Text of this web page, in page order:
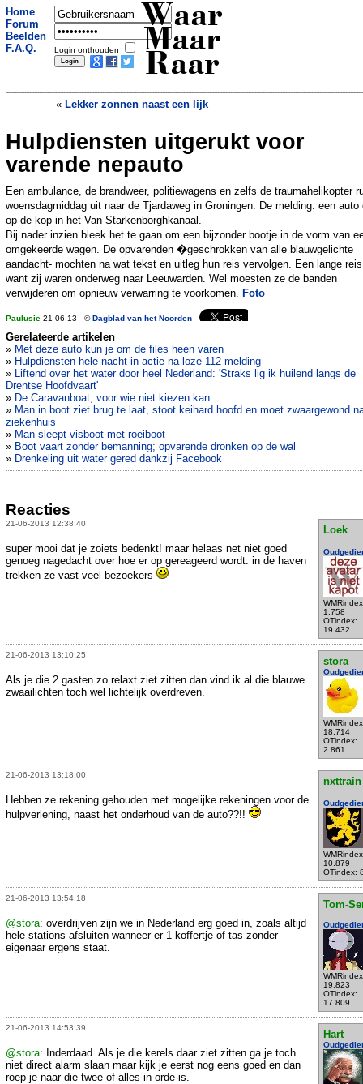
Home
Forum
Beelden
F.A.Q.
Login onthouden
Waar
Maar
Raar
« Lekker zonnen naast een lijk
Kok overleefde 62 uur onder water op
cola en sinas»
Hulpdiensten uitgerukt voor
varende nepauto
Een ambulance, de brandweer, politiewagens en zelfs de traumahelikopter
woensdagmiddag uit naar de Tjardaweg in Groningen. De melding: een auto
op de kop in het Van Starkenborghkanaal.
Bij nader inzien bleek het te gaan om een bijzonder bootje in de vorm van
omgekeerde wagen. De opvarenden �geschrokken van alle blauwgelichte
aandacht- mochten na wat tekst en uitleg hun reis vervolgen. Een lange
want zij waren onderweg naar Leeuwarden. Wel moesten ze de banden
verwijderen om opnieuw verwarring te voorkomen. Foto
Paulusie 21-06-13 - ©Dagblad van het Noorden
Gerelateerde artikelen
» Met deze auto kun je om de files heen varen
» Hulpdiensten hele nacht in actie na loze 112 melding
» Liftend over het water door heel Nederland: 'Straks lig ik huilend langs de
Drentse Hoofdvaart'
» De Caravanboat, voor wie niet kiezen kan
» Man in boot ziet brug te laat, stoot keihard hoofd en moet zwaargewond
ziekenhuis
» Man sleept visboot met roeiboot
» Boot vaart zonder bemanning; opvarende dronken op de wal
» Drenkeling uit water gered dankzij Facebook
Reacties
21-06-2013 12:38:40
Loek
1.758
OTindex:
19.432
super mooi dat je zoiets bedenkt! maar helaas net niet goed
genoeg nagedacht over hoe er op gereageerd wordt. in de haven
trekken ze vast veel bezoekers
21-06-2013 13:10:25
stora
18.714
OTindex:
2.861
Als je die 2 gasten zo relaxt ziet zitten dan vind ik al die blauwe
zwaailichten toch wel lichtelijk overdreven.
21-06-2013 13:18:00
nxttrain
10.879
OTindex:
Hebben ze rekening gehouden met mogelijke rekeningen voor de
hulpverlening, naast het onderhoud van de auto??!!
21-06-2013 13:54:18
Tom-
19.823
OTindex:
17.809
@stora: overdrijven zijn we in Nederland erg goed in, zoals altijd
hele stations afsluiten wanneer er 1 koffertje of tas zonder
eigenaar ergens staat.
21-06-2013 14:53:39
Hart
@stora: Inderdaad. Als je die kerels daar ziet zitten ga je toch
niet direct alarm slaan maar kijk je eerst nog eens goed en dan
roep je naar die twee of alles in orde is.